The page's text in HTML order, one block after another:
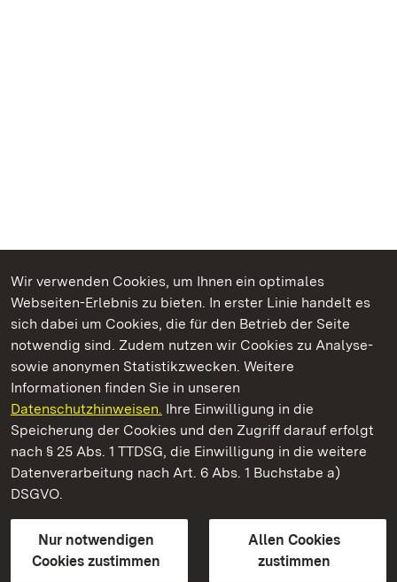
Wir verwenden Cookies, um Ihnen ein optimales
Webseiten-Erlebnis zu bieten. In erster Linie handelt es
sich dabei um Cookies, die für den Betrieb der Seite
notwendig sind. Zudem nutzen wir Cookies zu Analyse-
sowie anonymen Statistikzwecken. Weitere
Informationen finden Sie in unseren
Datenschutzhinweisen. Ihre Einwilligung in die
Speicherung der Cookies und den Zugriff darauf erfolgt
nach § 25 Abs. 1 TTDSG, die Einwilligung in die weitere
Datenverarbeitung nach Art. 6 Abs. 1 Buchstabe a)
DSGVO.
Nur notwendigen
Cookies zustimmen
Allen Cookies
zustimmen
Kommen. Staunen. Genießen.
Kloster Hirsau
Staatliche Schlösser und Gärten Baden-Württemberg
Kontakt
GebärdenspracheLeichte Sprache
Erklärung zur Barrierefreiheit
BITV-konform (geprüfte Seiten)